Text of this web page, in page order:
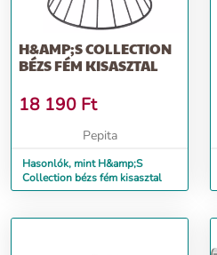
H&AMP;S COLLECTION
BÉZS FÉM KISASZTAL
18 190 Ft
Pepita
Hasonlók, mint H&amp;S
Collection bézs fém kisasztal